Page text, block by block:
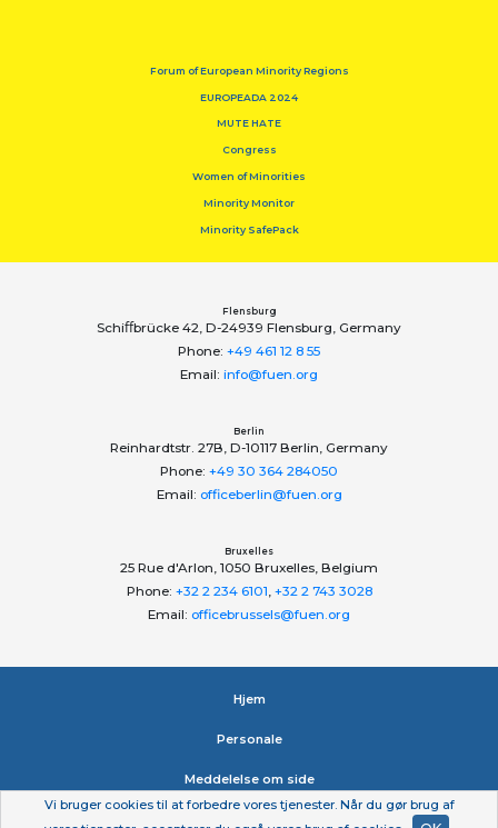
Forum of European Minority Regions
EUROPEADA 2024
MUTE HATE
Congress
Women of Minorities
Minority Monitor
Minority SafePack
Flensburg
Schiﬀbrücke 42, D-24939 Flensburg, Germany
Phone: +49 461 12 8 55
Email: info@fuen.org
Berlin
Reinhardtstr. 27B, D-10117 Berlin, Germany
Phone: +49 30 364 284050
Email: officeberlin@fuen.org
Bruxelles
25 Rue d'Arlon, 1050 Bruxelles, Belgium
Phone: +32 2 234 6101 +32 2 743 3028
Email: officebrussels@fuen.org
Hjem
Personale
Meddelelse om side
Vi bruger cookies til at forbedre vores tjenester. Når du gør brug af